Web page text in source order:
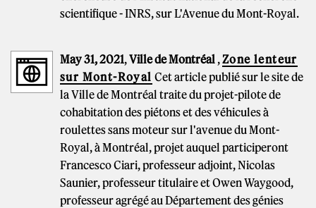
scientifique - INRS, sur L'Avenue du Mont-Royal.
May 31, 2021,Ville de Montréal ,Zone lenteur
sur Mont-Royal Cet article publié sur le site de
la Ville de Montréal traite du projet-pilote de
cohabitation des piétons et des véhicules à
roulettes sans moteur sur l'avenue du Mont-
Royal, à Montréal, projet auquel participeront
Francesco Ciari, professeur adjoint, Nicolas
Saunier, professeur titulaire et Owen Waygood,
professeur agrégé au Département des génies